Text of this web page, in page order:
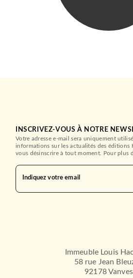
ACTUALITÉS
Erreurs fatales
04/01/2017
INSCRIVEZ-VOUS À NOTRE
Votre adresse e-mail sera uniquement
informations sur les actualités des éditions
vous désinscrire à tout moment. Pour plus
Indiquez votre email
Immeuble Louis
58 rue Jean
92178 Vanves